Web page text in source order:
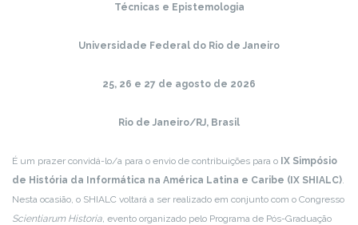
Técnicas e Epistemologia
Universidade Federal do Rio de Janeiro
25, 26 e 27 de agosto de 2026
Rio de Janeiro/RJ, Brasil
É um prazer convidá-lo/a para o envio de contribuições para o IX Simpósio
de História da Informática na América Latina e Caribe (IX SHIALC).
Nesta ocasião, o SHIALC voltará a ser realizado em conjunto com o Congresso
Scientiarum Historia, evento organizado pelo Programa de Pós-Graduação